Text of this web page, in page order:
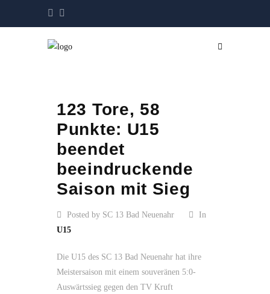
123 Tore, 58
Punkte: U15
beendet
beeindruckende
Saison mit Sieg
Posted by SC 13 Bad Neuenahr
In
U15
Die U15 des SC 13 Bad Neuenahr hat ihre
Meistersaison mit einem souveränen 5:0-
Auswärtssieg gegen den TV Kruft